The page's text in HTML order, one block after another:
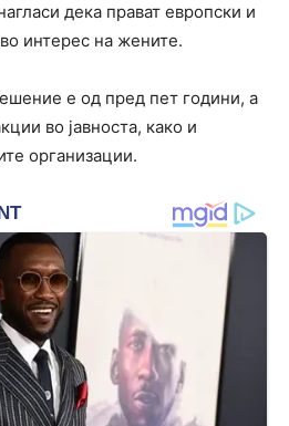
дека прават европски и
интерес на жените.
е од пред пет години, а
во јавноста, како и
организации.